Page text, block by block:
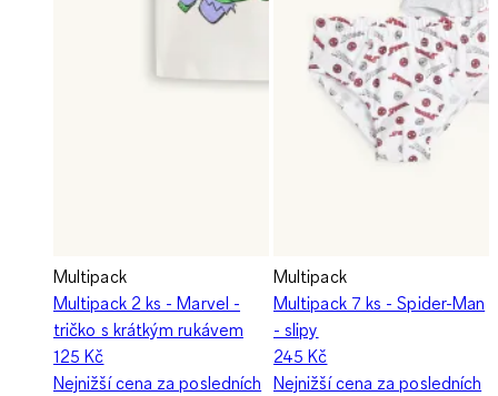
Multipack
Multipack 2 ks - Marvel -
tričko s krátkým rukávem
125 Kč
Nejnižší cena za posledních
Multipack
Multipack 7 ks - Spider-Man
- slipy
245 Kč
Nejnižší cena za posledních